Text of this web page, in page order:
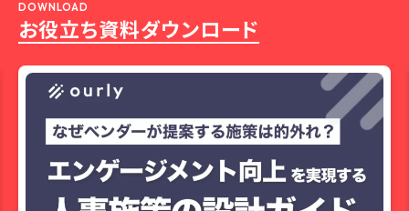
お役立ち資料ダウンロード
DOWNLOAD